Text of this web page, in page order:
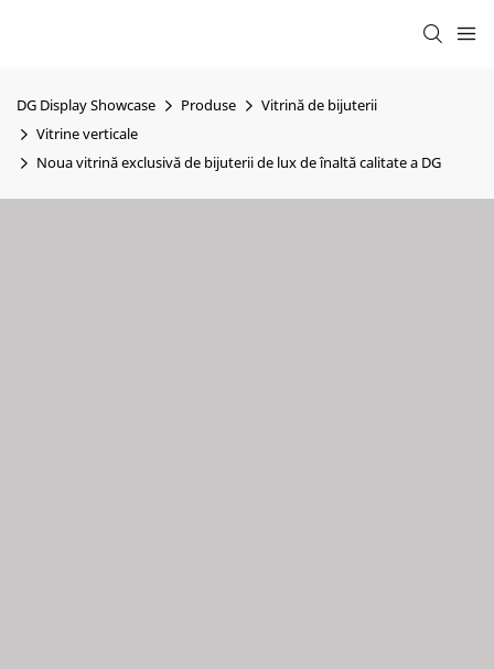
DG Display Showcase Produse
Vitrină de bijuterii
Vitrine verticale
Noua vitrină exclusivă de bijuterii de lux de înaltă calitate a DG